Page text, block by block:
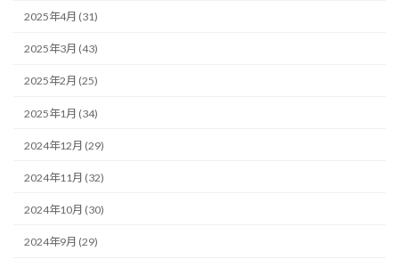
2025年4月 (31)
2025年3月 (43)
2025年2月 (25)
2025年1月 (34)
2024年12月 (29)
2024年11月 (32)
2024年10月 (30)
2024年9月 (29)